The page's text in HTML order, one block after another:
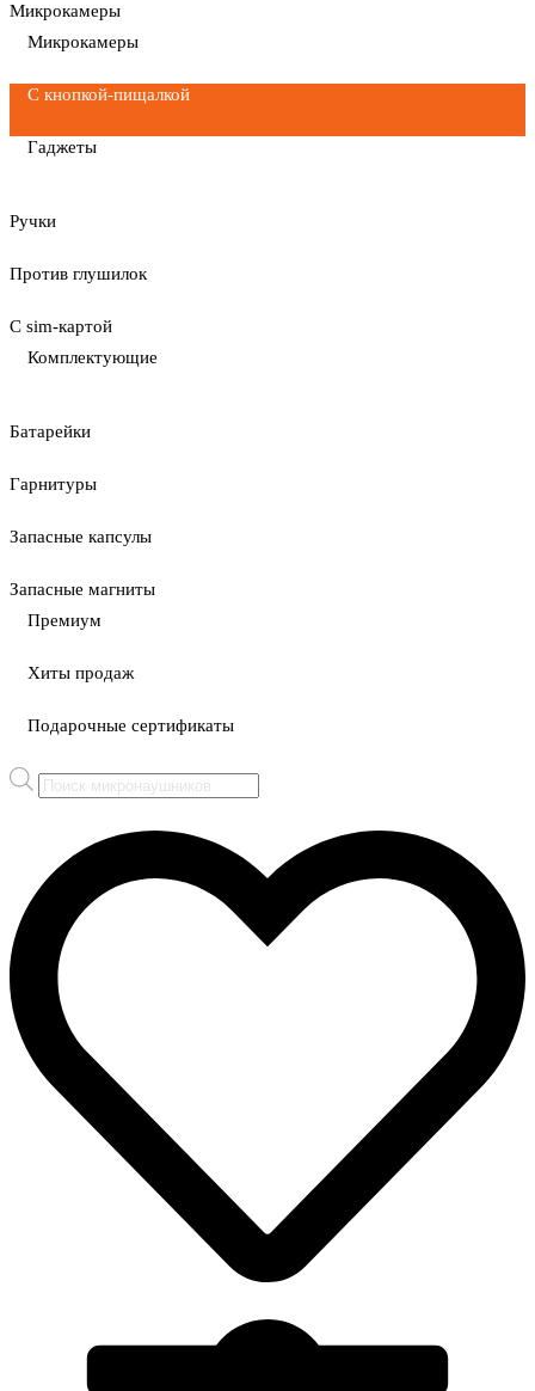
Микрокамеры
Микрокамеры
С кнопкой-пищалкой
Гаджеты
Ручки
Против глушилок
С sim-картой
Комплектующие
Батарейки
Гарнитуры
Запасные капсулы
Запасные магниты
Премиум
Хиты продаж
Подарочные сертификаты
Поиск
товаров